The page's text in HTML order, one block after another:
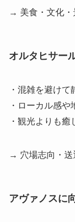
→ 美食・文化・
オルタヒサー
・混雑を避け
・ローカル感
・観光よりも
→ 穴場志向・送
アヴァノスに